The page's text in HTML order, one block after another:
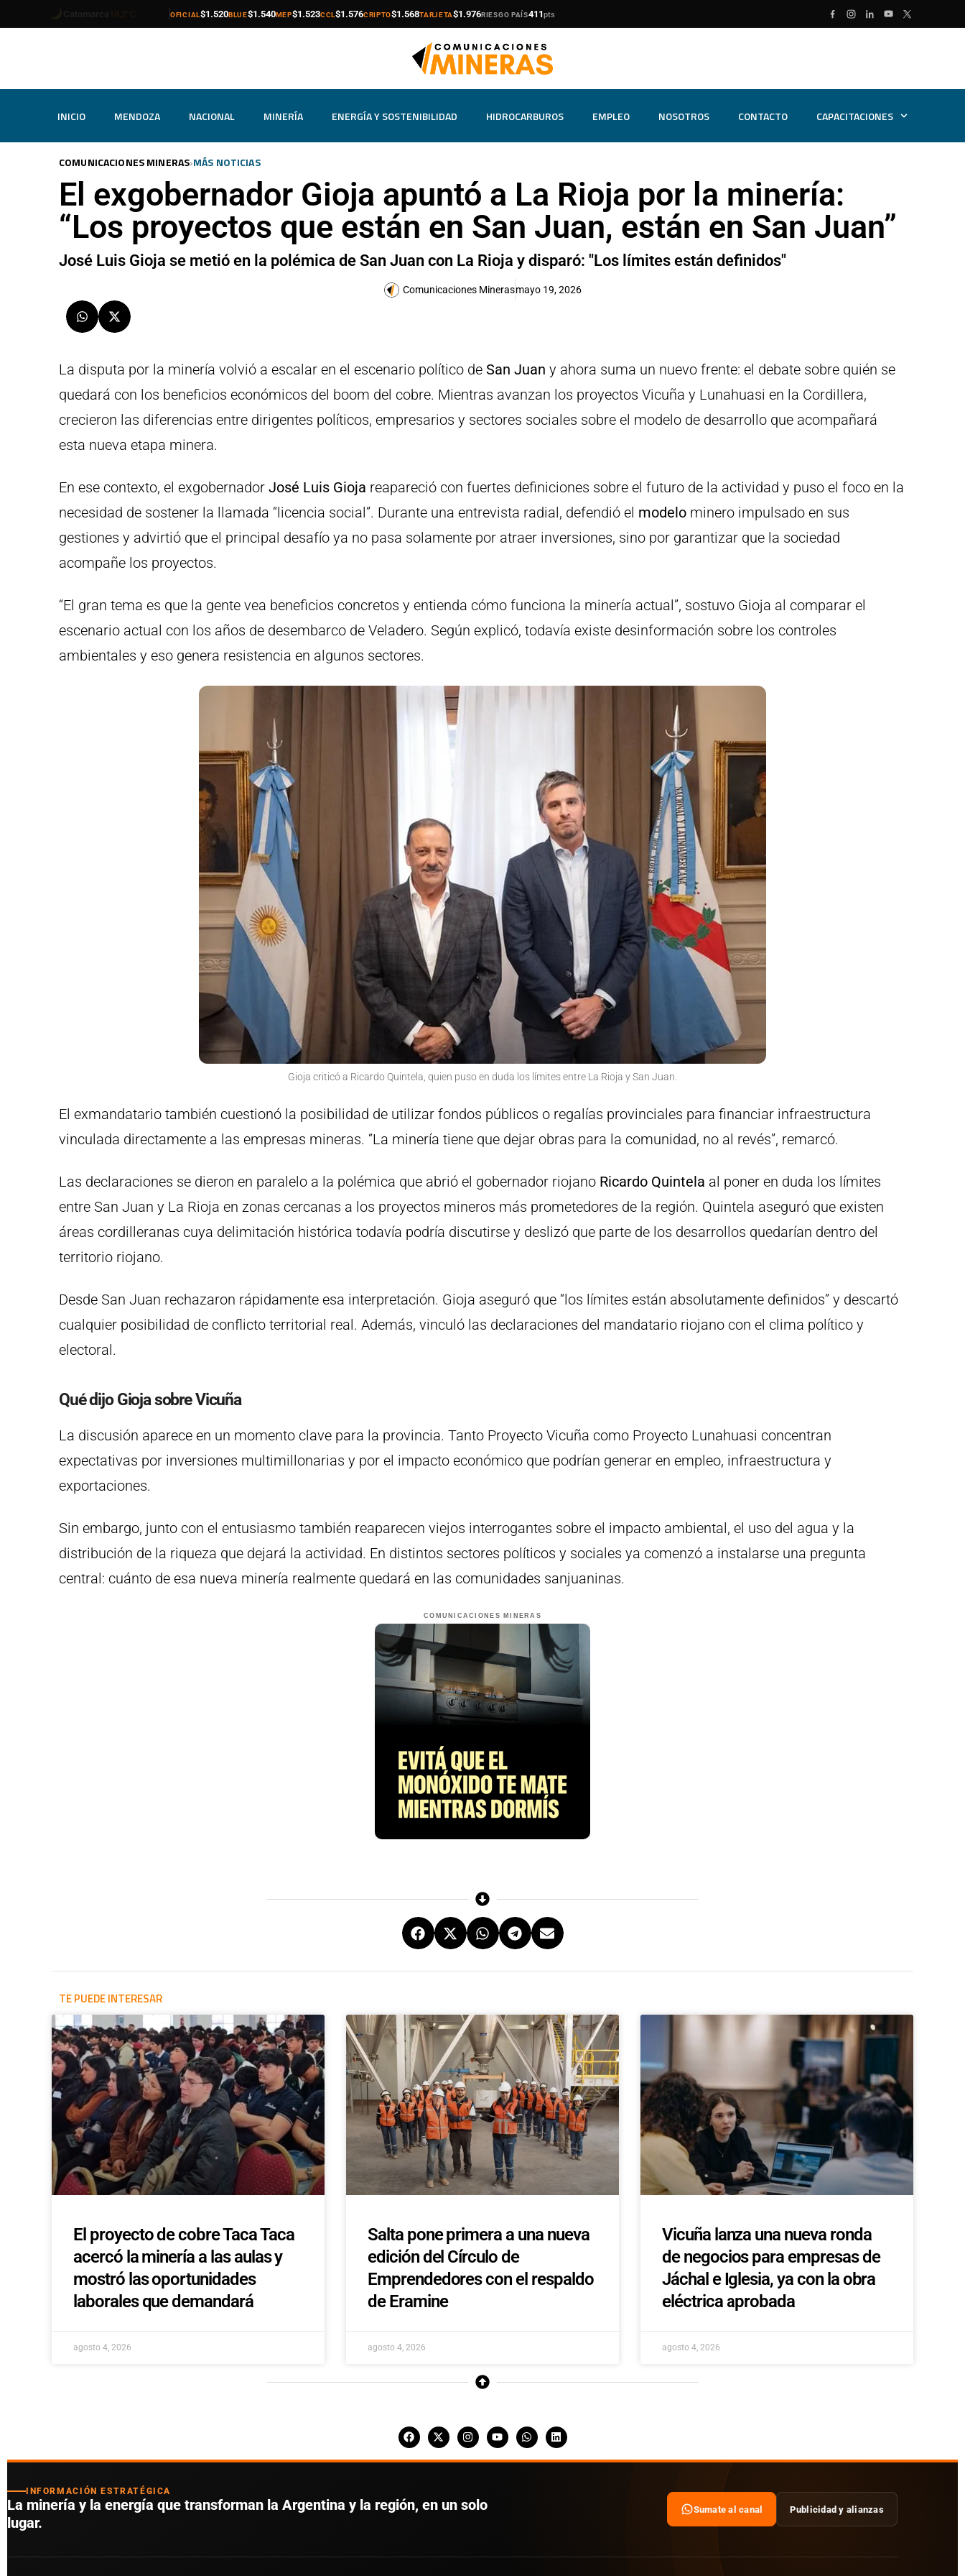
OFICIAL
compra
venta $1.520BLUE
compra
venta$1.540MEP
compra
venta$1.523CCL
compra
venta$1.576CRIPTO
compra
venta $1.568TARJETA
compra
venta $1.976RIESGO PAÍS411pts
INICIO MENDOZA NACIONAL MINERÍA ENERGÍA Y SOSTENIBILIDAD HIDROCARBUROS EMPLEO NOSOTROS CONTACTO CAPACITACIONES
COMUNICACIONES MINERAS›MÁS NOTICIAS
El exgobernador Gioja apuntó a La Rioja por la minería:
“Los proyectos que están en San Juan, están en San Juan”
José Luis Gioja se metió en la polémica de San Juan con La Rioja y disparó: "Los límites están definidos"
Comunicaciones Minerasmayo 19, 2026
La disputa por la minería volvió a escalar en el escenario político de San Juan y ahora suma un nuevo frente: el debate sobre quién se
quedará con los beneficios económicos del boom del cobre. Mientras avanzan los proyectos Vicuña y Lunahuasi en la Cordillera,
crecieron las diferencias entre dirigentes políticos, empresarios y sectores sociales sobre el modelo de desarrollo que acompañará
esta nueva etapa minera.
En ese contexto, el exgobernador José Luis Gioja reapareció con fuertes definiciones sobre el futuro de la actividad y puso el foco en la
necesidad de sostener la llamada “licencia social”. Durante una entrevista radial, defendió el modelo minero impulsado en sus
gestiones y advirtió que el principal desafío ya no pasa solamente por atraer inversiones, sino por garantizar que la sociedad
acompañe los proyectos.
“El gran tema es que la gente vea beneficios concretos y entienda cómo funciona la minería actual”, sostuvo Gioja al comparar el
escenario actual con los años de desembarco de Veladero. Según explicó, todavía existe desinformación sobre los controles
ambientales y eso genera resistencia en algunos sectores.
Gioja criticó a Ricardo Quintela, quien puso en duda los límites entre La Rioja y San Juan.
El exmandatario también cuestionó la posibilidad de utilizar fondos públicos o regalías provinciales para financiar infraestructura
vinculada directamente a las empresas mineras. “La minería tiene que dejar obras para la comunidad, no al revés”, remarcó.
Las declaraciones se dieron en paralelo a la polémica que abrió el gobernador riojano Ricardo Quintela al poner en duda los límites
entre San Juan y La Rioja en zonas cercanas a los proyectos mineros más prometedores de la región. Quintela aseguró que existen
áreas cordilleranas cuya delimitación histórica todavía podría discutirse y deslizó que parte de los desarrollos quedarían dentro del
territorio riojano.
Desde San Juan rechazaron rápidamente esa interpretación. Gioja aseguró que “los límites están absolutamente definidos” y descartó
cualquier posibilidad de conflicto territorial real. Además, vinculó las declaraciones del mandatario riojano con el clima político y
electoral.
Qué dijo Gioja sobre Vicuña
La discusión aparece en un momento clave para la provincia. Tanto Proyecto Vicuña como Proyecto Lunahuasi concentran
expectativas por inversiones multimillonarias y por el impacto económico que podrían generar en empleo, infraestructura y
exportaciones.
Sin embargo, junto con el entusiasmo también reaparecen viejos interrogantes sobre el impacto ambiental, el uso del agua y la
distribución de la riqueza que dejará la actividad. En distintos sectores políticos y sociales ya comenzó a instalarse una pregunta
central: cuánto de esa nueva minería realmente quedará en las comunidades sanjuaninas.
COMUNICACIONES MINERAS
TE PUEDE INTERESAR
El proyecto de cobre Taca Taca
acercó la minería a las aulas y
mostró las oportunidades
laborales que demandará
agosto 4, 2026
Salta pone primera a una nueva
edición del Círculo de
Emprendedores con el respaldo
de Eramine
agosto 4, 2026
Vicuña lanza una nueva ronda
de negocios para empresas de
Jáchal e Iglesia, ya con la obra
eléctrica aprobada
agosto 4, 2026
INFORMACIÓN ESTRATÉGICA
La minería y la energía que transforman la Argentina y la región, en un solo
lugar.
Sumate al canal Publicidad y alianzas